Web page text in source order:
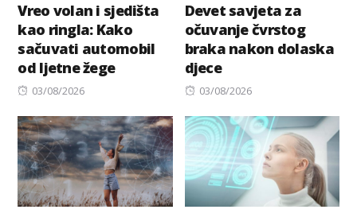
Vreo volan i sjedišta
kao ringla: Kako
sačuvati automobil
od ljetne žege
Posted
03/08/2026
Devet savjeta za
očuvanje čvrstog
braka nakon dolaska
djece
Posted
03/08/2026